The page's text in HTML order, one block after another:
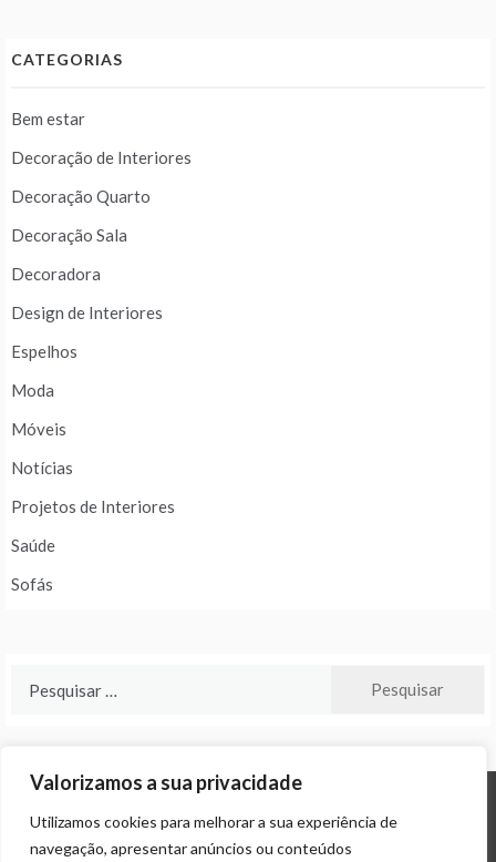
Valorizamos a sua privacidade
Utilizamos cookies para melhorar a sua experiência de
navegação, apresentar anúncios ou conteúdos
CATEGORIAS
Bem estar
Decoração de Interiores
Decoração Quarto
Decoração Sala
Decoradora
Design de Interiores
Espelhos
Moda
Móveis
Notícias
Projetos de Interiores
Saúde
Sofás
© ALL RIGHTS RESERVED 2024 THEME: PROMOS BYTEMPLATE SELL